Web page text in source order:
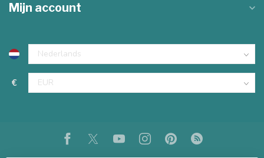
Mijn account
€